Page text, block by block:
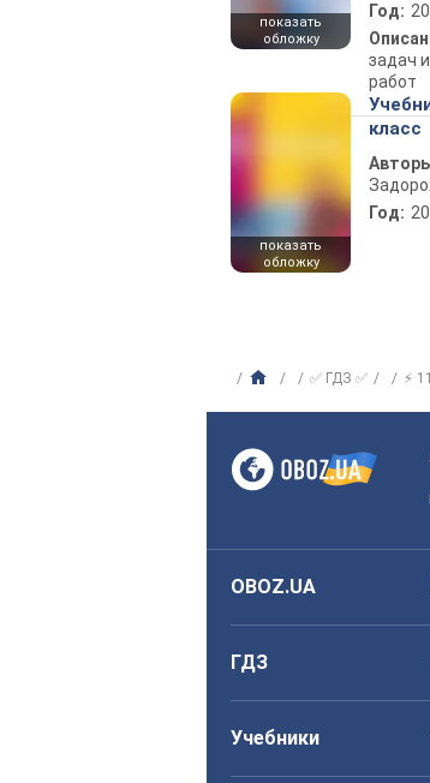
показать
обложку
Год:
задач
работ
показать
обложку
класс
Год:
✅ ГДЗ ✅ ⚡
OBOZ.UA
ГДЗ
Учебники